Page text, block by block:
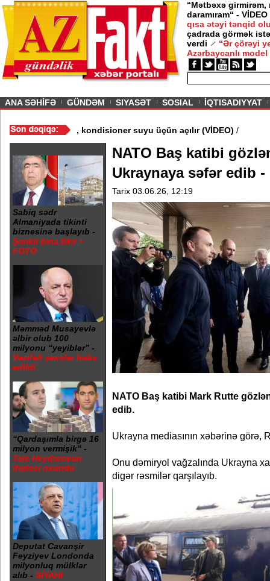
“Mətbəxə girmirəm,
daramıram“ - VİDEO
qısa ətəyi tənqid
çadrada görmək
verdi
“Ər çörəyi
Azərbaycanlı model
ANA SƏHİFƏ GÜNDƏM SIYASƏT SOSIAL İQTISADIYYAT
Çətirlər yağış üçün yox, kondisioner suyu üçün açılır (VİDEO)
Sabiq sədr
Almaniyada tikinti
biznesinə başlayıb -
Şərikli bina tikir +
FOTO
Məmməd Musayevlə
əlbir olub 100
milyonu “yeyiblər” -
Vəzifəli şəxslər həbs
edildi
“Qardaşımla birgə 16
milyon vermişik” -
Tale Heydərovun
ifadəsi oxundu
Deputat Cavanşir
Feyziyev Londonda
milyonluq mülklər
alıb - SİYAHI
NATO Baş katibi
Ukraynaya səfər edib -
Tarix 03.06.26, 12:19
NATO Baş katibi Mark Rutte
edib.
Ukrayna mediasının xəbərinə görə,
Onu dəmiryol vağzalında Ukrayna
digər rəsmilər qarşılayıb.